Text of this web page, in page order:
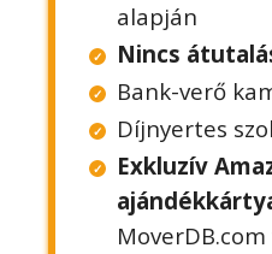
alapján
Nincs
Bank-verő
Díjnyertes
Exkluzív